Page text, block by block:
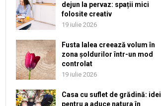
dejun la pervaz: spații mici
folosite creativ
19 iulie 2026
Fusta lalea creează volum în
zona șoldurilor într-un mod
controlat
19 iulie 2026
Casa cu suflet de grădină: idei
pentru a aduce natura în